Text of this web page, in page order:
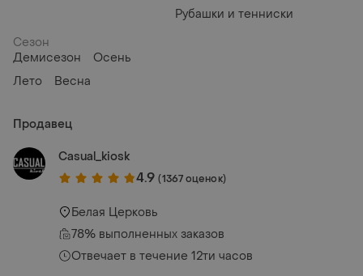
Рубашки и тенниски
Сезон
Демисезон
Осень
Лето
Весна
Продавец
Casual_kiosk
4.9 (1367 оценок)
Белая Церковь
78% выполненных заказов
Отвечает в течение 12ти часов